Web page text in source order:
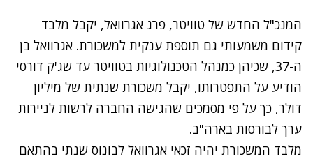
המנכ"ל החדש של טוויטר, פרג אגרוואל, יקבל מלבד
קידום משמעותי גם תוספת ענקית למשכורת. אגרוואל בן
ה-37, שכיהן כמנהל הטכנולוגיות בטוויטר עד שג'ק דורסי
הודיע על התפטרותו, יקבל משכורת שנתית של מיליון
דולר, כך על פי מסמכים שהגישה החברה לרשות לניירות
ערך לבורסות בארה"ב.
מלבד המשכורת יהיה זכאי אגרוואל לבונוס שנתי בהתאם